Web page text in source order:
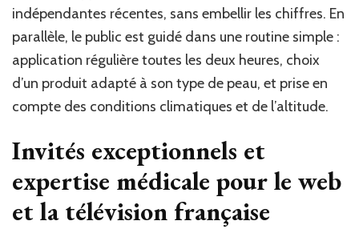
indépendantes récentes, sans embellir les chiffres. En
parallèle, le public est guidé dans une routine simple :
application régulière toutes les deux heures, choix
d’un produit adapté à son type de peau, et prise en
compte des conditions climatiques et de l’altitude.
Invités exceptionnels et
expertise médicale pour le web
et la télévision française